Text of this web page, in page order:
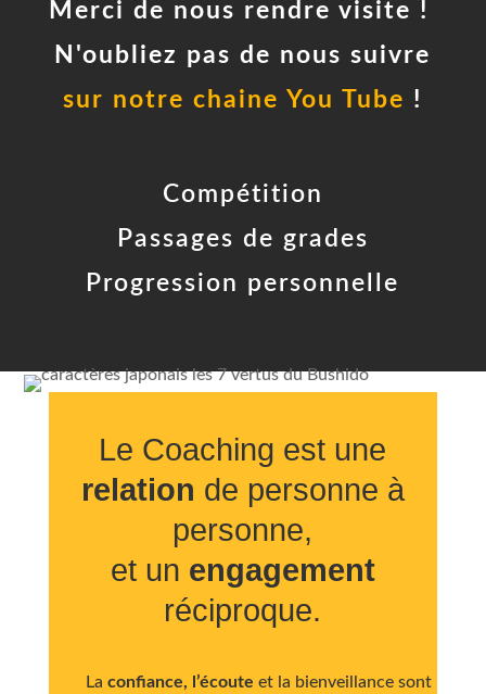
Merci de nous rendre visite !
N'oubliez pas de nous suivre
sur notre chaine You Tube !
Compétition
Passages de grades
Progression personnelle
Le Coaching est une
relation de personne à
personne,
et un engagement
réciproque.
La confiance, l’écoute et la bienveillance sont